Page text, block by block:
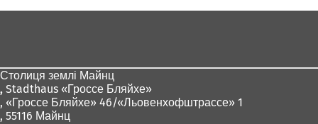
Столиця землі Майнц
, Stadthaus «Гроссе Бляйхе»
, «Гроссе Бляйхе» 46/«Льовенхофштрассе» 1
, 55116 Майнц